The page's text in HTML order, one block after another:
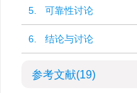
5. 可靠性讨论
6. 结论与讨论
参考文献(19)